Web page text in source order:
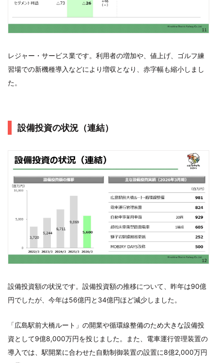
レジャー・サービス業です。利用者の増加や、値上げ、ゴルフ練
習場での新機種導入などにより増収となり、赤字幅も縮小しまし
た。
設備投資の状況（連結）
設備投資額の状況です。設備投資額の推移について、昨年は90億
円でしたが、今年は56億円と34億円ほど減少しました。
「広島駅前大橋ルート」の開業や循環線整備のため大きな設備投
資として9億8,000万円を投じました。また、電車運行管理装置の
導入では、駅開業に合わせた自動制御装置の設置に8億2,000万円